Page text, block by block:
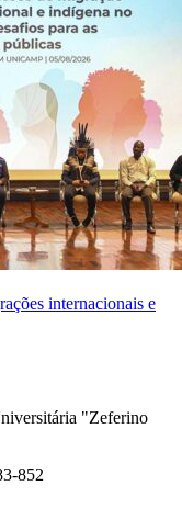
internacionais e
"Zeferino
852